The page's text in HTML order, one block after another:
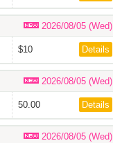
2026/08/05 (Wed)
$10 Details
2026/08/05 (Wed)
50.00 Details
2026/08/05 (Wed)